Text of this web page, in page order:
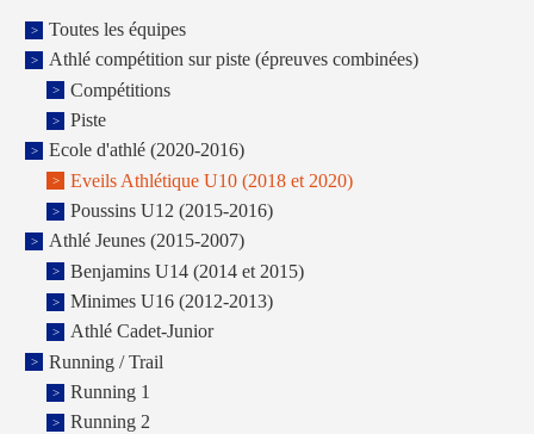
Toutes les équipes
Athlé compétition sur piste (épreuves combinées)
Compétitions
Piste
Ecole d'athlé (2020-2016)
Eveils Athlétique U10 (2018 et 2020)
Poussins U12 (2015-2016)
Athlé Jeunes (2015-2007)
Benjamins U14 (2014 et 2015)
Minimes U16 (2012-2013)
Athlé Cadet-Junior
Running / Trail
Running 1
Running 2